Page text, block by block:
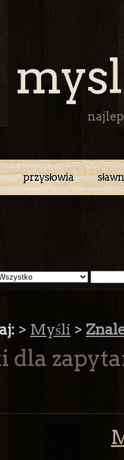
przysłowia
> Myśli >
dla